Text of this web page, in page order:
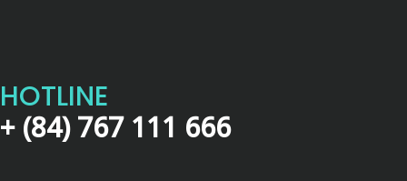
HOTLINE
+ (84) 767 111 666